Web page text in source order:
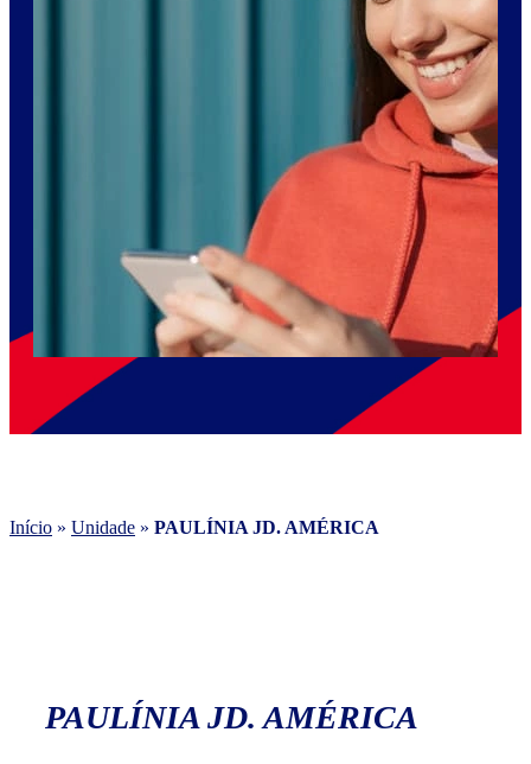
Início » Unidade » PAULÍNIA JD. AMÉRICA
PAULÍNIA JD. AMÉRICA